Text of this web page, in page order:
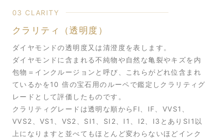
03 CLARITY
クラリティ（透明度）
ダイヤモンドの透明度又は清澄度を表します。
ダイヤモンドに含まれる不純物や自然な亀裂やキズを内
包物＝インクルージョンと呼び、これらがどれ位含まれ
ているかを10 倍の宝石用のルーペで鑑定しクラリティグ
レードとして評価したものです。
クラリティグレードは透明な順からFl、IF、VVS1、
VVS2、VS1、VS2、SI1、SI2、I1、I2、I3とありSI1以
上になりますと並べてもほとんど変わらないほどインク